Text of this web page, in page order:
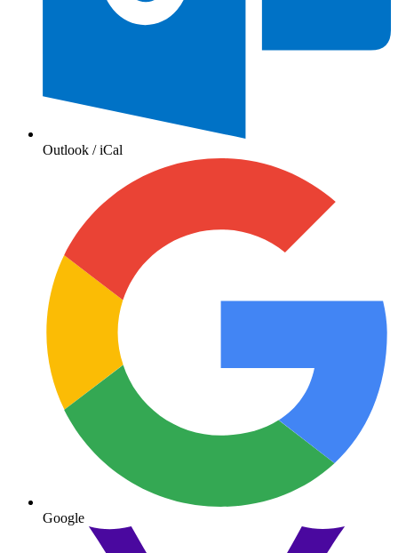
Outlook / iCal
Google